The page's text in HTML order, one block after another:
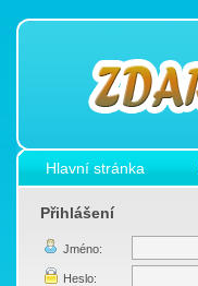
Hlavní stránka
Přihlášení
Jméno:
Heslo: